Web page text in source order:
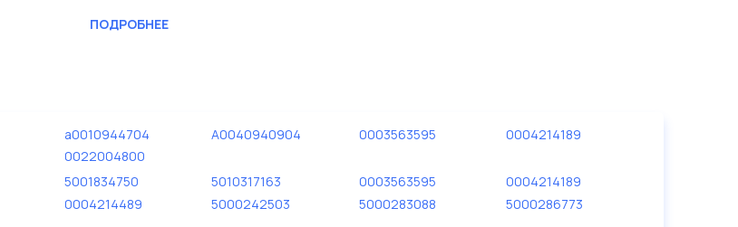
Внутренний диаметр
ПОДРОБНЕЕ
a0010944704 A0040940904 0003563595
0004214189
0022004800
5001834750 5010317163 0003563595
0004214189
0004214489 5000242503 5000283088
5000286773